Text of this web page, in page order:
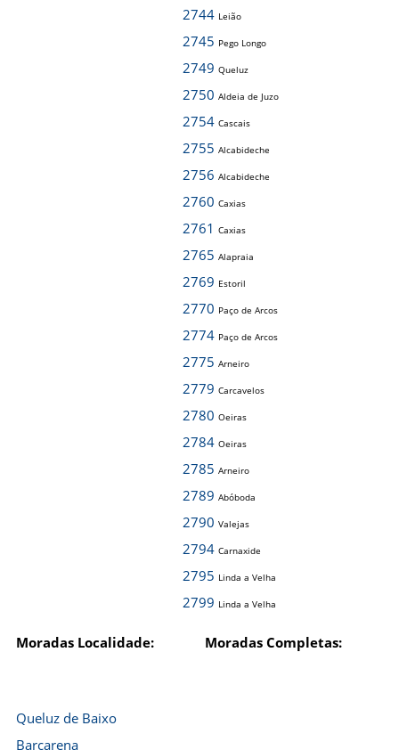
2744 Leião
2745 Pego Longo
2749 Queluz
2750 Aldeia de Juzo
2754 Cascais
2755 Alcabideche
2756 Alcabideche
2760 Caxias
2761 Caxias
2765 Alapraia
2769 Estoril
2770 Paço de Arcos
2774 Paço de Arcos
2775 Arneiro
2779 Carcavelos
2780 Oeiras
2784 Oeiras
2785 Arneiro
2789 Abóboda
2790 Valejas
2794 Carnaxide
2795 Linda a Velha
2799 Linda a Velha
Moradas Localidade: Moradas Completas:
Queluz de Baixo
Barcarena